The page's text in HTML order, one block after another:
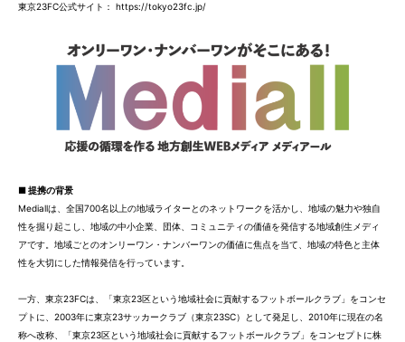
東京23FC公式サイト： https://tokyo23fc.jp/
■ 提携の背景
Mediallは、全国700名以上の地域ライターとのネットワークを活かし、地域の魅力や独自
性を掘り起こし、地域の中小企業、団体、コミュニティの価値を発信する地域創生メディ
アです。地域ごとのオンリーワン・ナンバーワンの価値に焦点を当て、地域の特色と主体
性を大切にした情報発信を行っています。
一方、東京23FCは、「東京23区という地域社会に貢献するフットボールクラブ」をコンセ
プトに、2003年に東京23サッカークラブ（東京23SC）として発足し、2010年に現在の名
称へ改称、「東京23区という地域社会に貢献するフットボールクラブ」をコンセプトに株